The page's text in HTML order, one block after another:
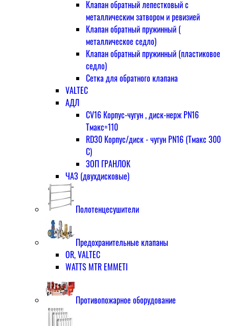
Клапан обратный лепестковый с
металлическим затвором и ревизией
Клапан обратный пружинный (
металлическое седло)
Клапан обратный пружинный (пластиковое
седло)
Сетка для обратного клапана
VALTEC
АДЛ
CV16 Корпус-чугун , диск-нерж PN16
Тмакс=110
RD30 Корпус/диск - чугун РN16 (Тмакс 300
С)
ЗОП ГРАНЛОК
ЧАЗ (двухдисковые)
Полотенцесушители
Предохранительные клапаны
OR, VALTEC
WATTS MTR EMMETI
Противопожарное оборудование